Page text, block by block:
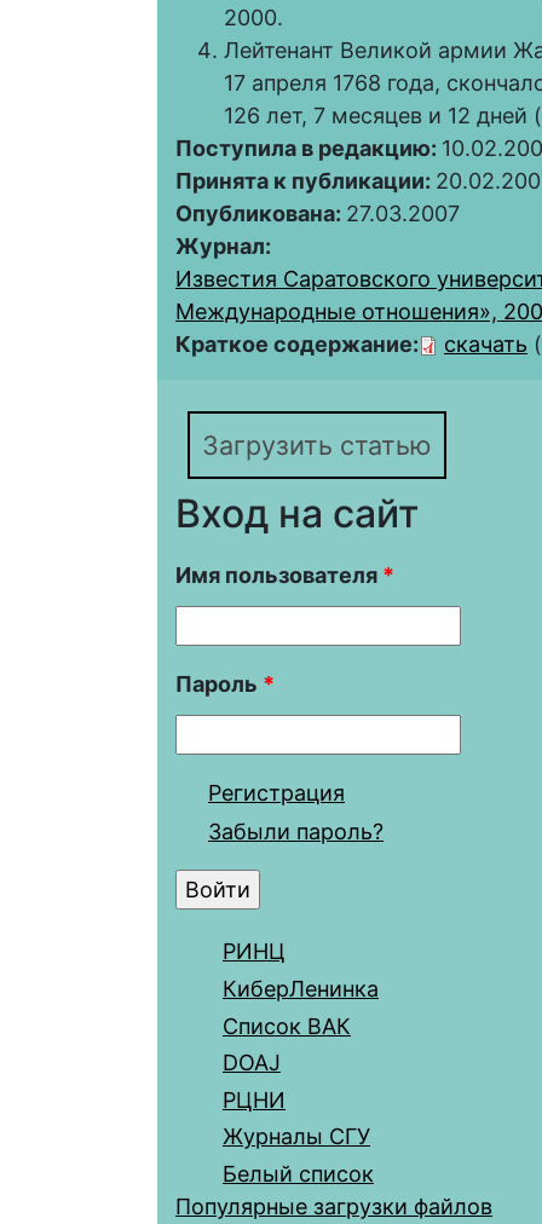
2000.
Лейтенант Великой армии
17 апреля 1768 года,
126 лет, 7 месяцев и 12 дней
Поступила в редакцию:
Принята к публикации:
Опубликована: 27.03.2007
Журнал:
Известия Саратовского
Международные отношения»,
Краткое содержание:
скачать
Загрузить статью
Вход на сайт
Имя пользователя *
Пароль *
Регистрация
Забыли пароль?
РИНЦ
КиберЛенинка
Список ВАК
DOAJ
РЦНИ
Журналы СГУ
Белый список
Популярные загрузки файлов